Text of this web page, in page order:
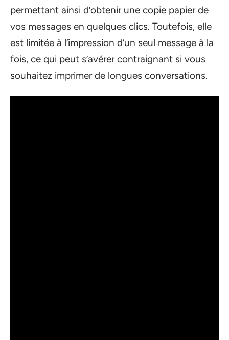
permettant ainsi d’obtenir une copie papier de
vos messages en quelques clics. Toutefois, elle
est limitée à l’impression d’un seul message à la
fois, ce qui peut s’avérer contraignant si vous
souhaitez imprimer de longues conversations.